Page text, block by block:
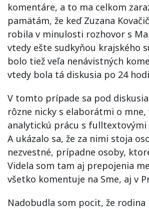
komentáre, a to ma celkom
pamätám, že keď Zuzana
robila v minulosti rozhovor s
vtedy ešte sudkyňou krajského
bolo tiež veľa nenávistných
vtedy bola tá diskusia po 24
V tomto prípade sa pod
rôzne nicky s elaborátmi o mne,
analytickú prácu s fulltextovými
A ukázalo sa, že za nimi stoja
nezvestné, prípadne osoby,
Videla som tam aj prepojenia
všetko komentuje na Sme, aj v
Nadobudla som pocit, že rodina